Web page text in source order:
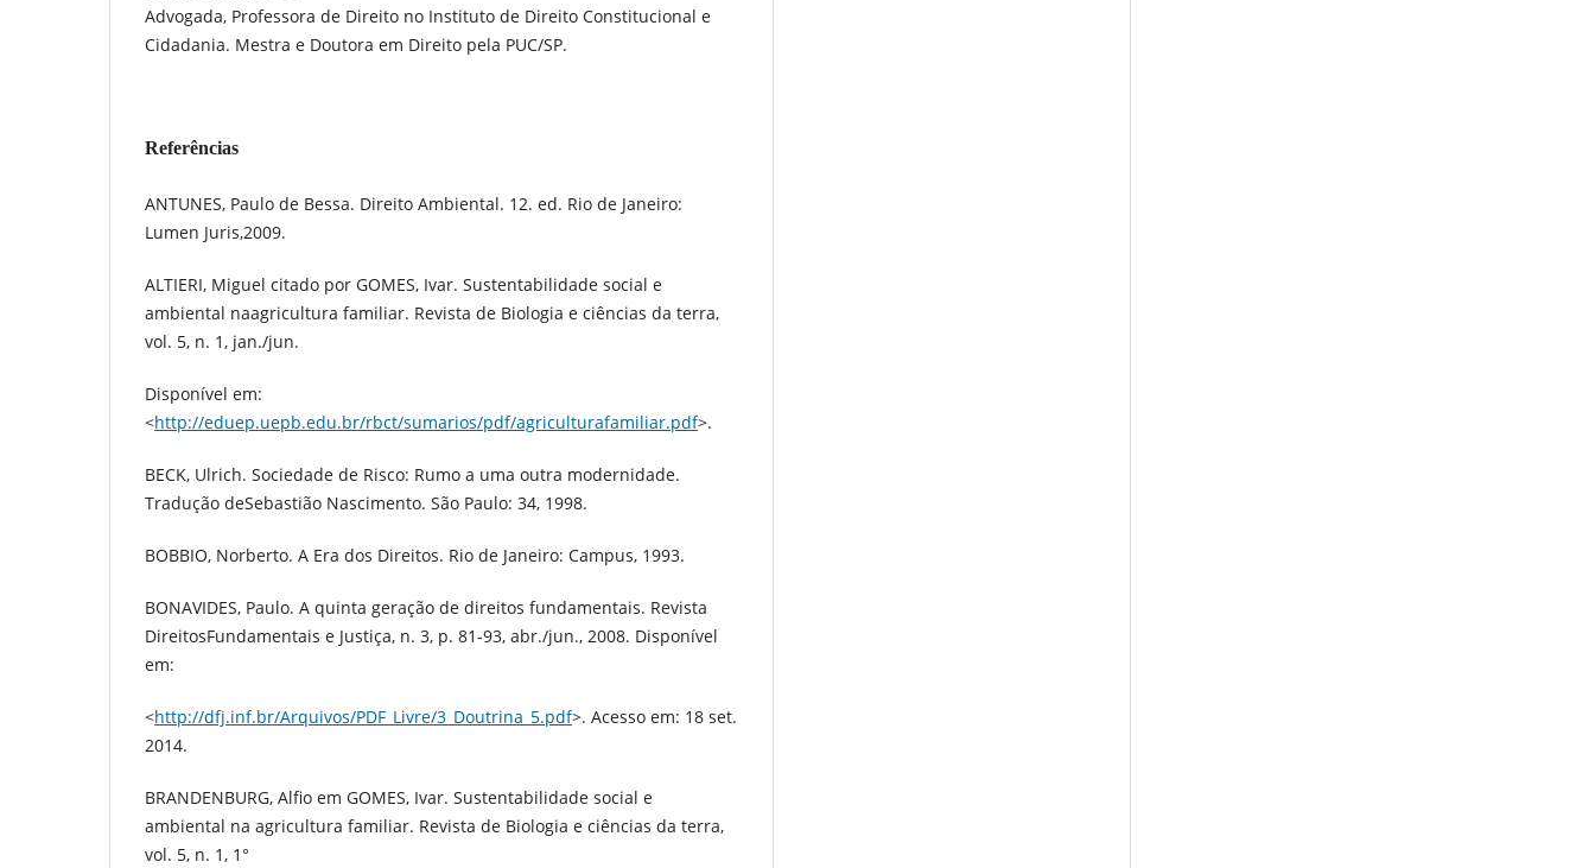
Advogada, Professora de Direito no Instituto de Direito Constitucional e
Cidadania. Mestra e Doutora em Direito pela PUC/SP.
Referências
ANTUNES, Paulo de Bessa. Direito Ambiental. 12. ed. Rio de Janeiro:
Lumen Juris,2009.
ALTIERI, Miguel citado por GOMES, Ivar. Sustentabilidade social e
ambiental naagricultura familiar. Revista de Biologia e ciências da terra,
vol. 5, n. 1, jan./jun.
Disponível em:
<http://eduep.uepb.edu.br/rbct/sumarios/pdf/agriculturafamiliar.pdf>.
BECK, Ulrich. Sociedade de Risco: Rumo a uma outra modernidade.
Tradução deSebastião Nascimento. São Paulo: 34, 1998.
BOBBIO, Norberto. A Era dos Direitos. Rio de Janeiro: Campus, 1993.
BONAVIDES, Paulo. A quinta geração de direitos fundamentais. Revista
DireitosFundamentais e Justiça, n. 3, p. 81-93, abr./jun., 2008. Disponível
em:
<http://dfj.inf.br/Arquivos/PDF_Livre/3_Doutrina_5.pdf>. Acesso em: 18 set.
2014.
BRANDENBURG, Alfio em GOMES, Ivar. Sustentabilidade social e
ambiental na agricultura familiar. Revista de Biologia e ciências da terra,
vol. 5, n. 1, 1°